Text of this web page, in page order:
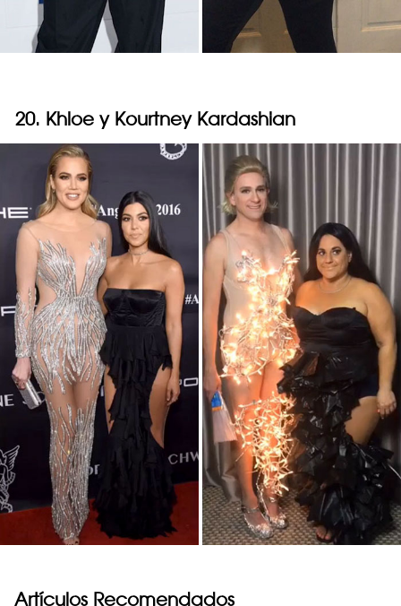
20. Khloe y Kourtney Kardashian
Artículos Recomendados